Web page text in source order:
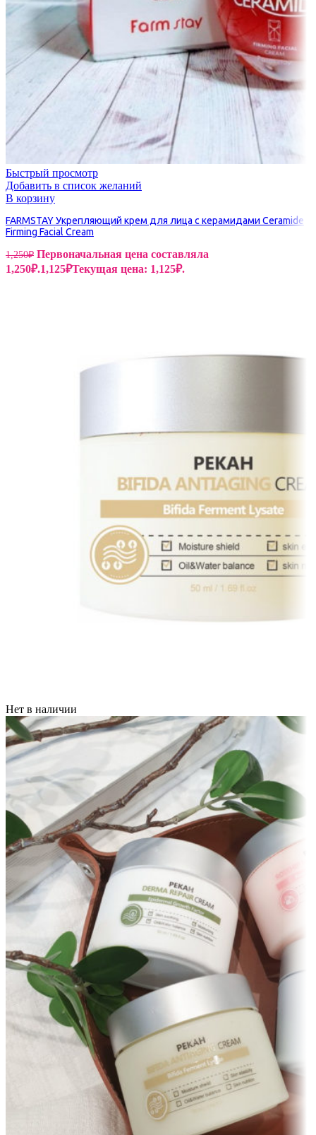
Быстрый просмотр
Добавить в список желаний
В корзину
FARMSTAY Укрепляющий крем для лица с керамидами Ceramide
Firming Facial Cream
1,250₽ Первоначальная цена составляла
1,250₽.1,125₽Текущая цена: 1,125₽.
Нет в наличии